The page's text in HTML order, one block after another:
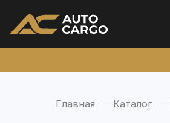
Главная Каталог